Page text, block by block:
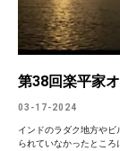
第38回楽平家
03-17-2024
インドのラダク地方や
られていなかったとこ